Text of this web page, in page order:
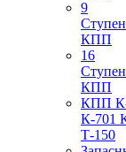
9
КПП
16
КПП
КПП
К-701
Т-150